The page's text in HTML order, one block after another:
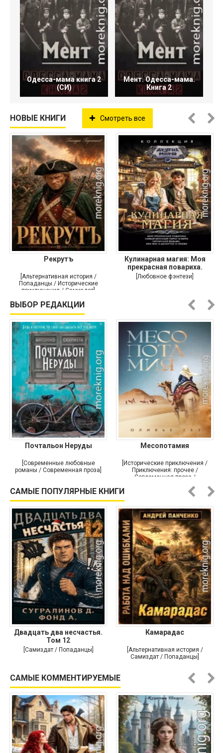
Одесса-мама книга 2
(СИ)
Мент. Одесса-мама.
Книга 2
НОВЫЕ КНИГИ Смотреть все
Рекрутъ
[Альтернативная история /
Попаданцы / Исторические
приключения / Самиздат]
Кулинарная магия: Моя
прекрасная повариха.
Самый
[Любовное фэнтези]
ВЫБОР РЕДАКЦИИ
Почтальон Неруды
[Современные любовные
романы / Современная проза]
Месопотамия
[Исторические приключения /
Приключения: прочее /
Современная проза /
САМЫЕ ПОПУЛЯРНЫЕ КНИГИ
Двадцать два несчастья.
Том 12
[Самиздат / Попаданцы]
Камарадас
[Альтернативная история /
Самиздат / Попаданцы]
САМЫЕ КОММЕНТИРУЕМЫЕ